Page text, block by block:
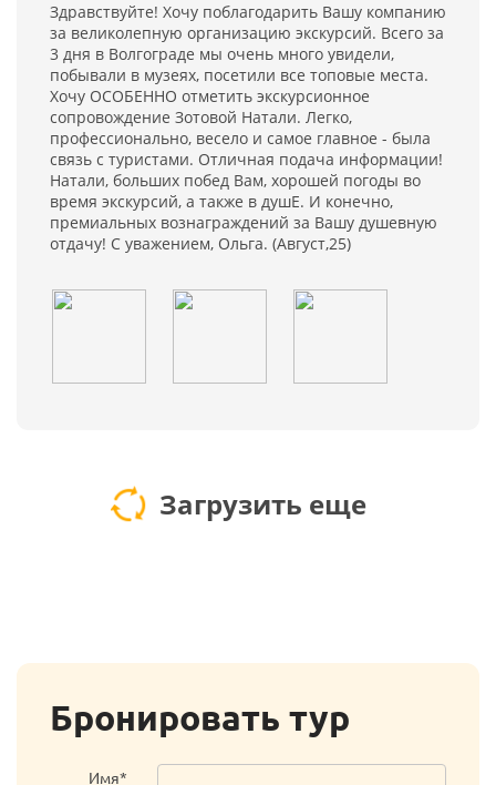
Здравствуйте! Хочу поблагодарить Вашу компанию
за великолепную организацию экскурсий. Всего за
3 дня в Волгограде мы очень много увидели,
побывали в музеях, посетили все топовые места.
Хочу ОСОБЕННО отметить экскурсионное
сопровождение Зотовой Натали. Легко,
профессионально, весело и самое главное - была
связь с туристами. Отличная подача информации!
Натали, больших побед Вам, хорошей погоды во
время экскурсий, а также в душЕ. И конечно,
премиальных вознаграждений за Вашу душевную
отдачу! С уважением, Ольга. (Август,25)
Загрузить еще
Бронировать тур
Имя*